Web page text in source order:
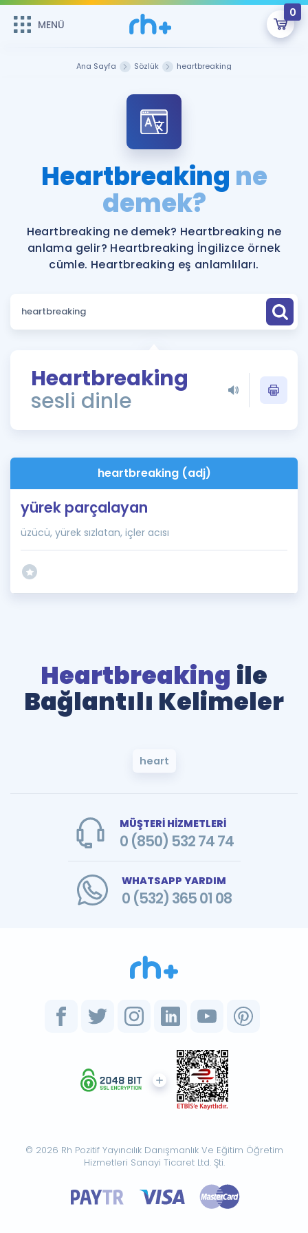
MENÜ
0
Şifremi Hatırlamıyorum
Sepetin Şu An Boş.
Remzi Hoca ile seni sınava hazırlayacak onlarca eğitim seni
bekliyor!
MENÜ
Katılımcı Görüşleri
Faydalı Araçlar
Ücretsiz Kaynaklar
Puan Hesaplama
ÖSYM Sınav Takvimi
Kampanyalar
İngilizce Gramer
İngilizce Gramer
Ana Sayfa Sözlük heartbreaking
Heartbreaking ne
demek?
Heartbreaking ne demek? Heartbreaking ne
anlama gelir? Heartbreaking İngilizce örnek
cümle. Heartbreaking eş anlamlıları.
Heartbreaking
sesli dinle
heartbreaking (adj)
yürek parçalayan
üzücü, yürek sızlatan, içler acısı
Heartbreaking ile
Bağlantılı Kelimeler
heart
MÜŞTERİ HİZMETLERİ
0 (850) 532 74 74
WHATSAPP YARDIM
0 (532) 365 01 08
© 2026 Rh Pozitif Yayıncılık Danışmanlık Ve Eğitim Öğretim
Hizmetleri Sanayi Ticaret Ltd. Şti.